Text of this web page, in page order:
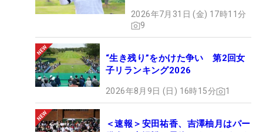
2026年7月31日 (金) 17時11分
9
“生き残り”をかけた争い 第2回女
子リランキング2026
2026年8月9日 (日) 16時15分 1
＜速報＞安田祐香、吉澤柚月はパー